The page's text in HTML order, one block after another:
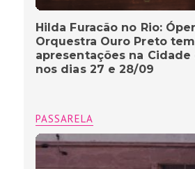
Hilda Furacão no Rio:
Orquestra Ouro Preto tem
apresentações na Cidade
nos dias 27 e 28/09
PASSARELA